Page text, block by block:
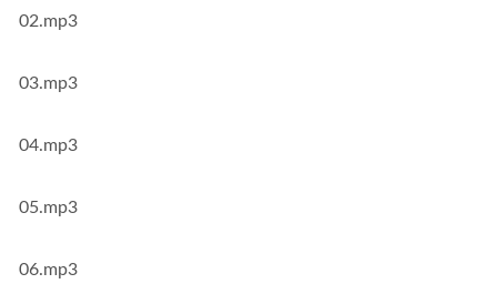
02.mp3
03.mp3
04.mp3
05.mp3
06.mp3